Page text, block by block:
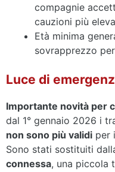
compagnie
cauzioni più
Età minima
sovrapprezzo
Luce di
Importante novità per
dal 1° gennaio 2026 i
non sono più validi per
Sono stati sostituiti
connessa, una piccola